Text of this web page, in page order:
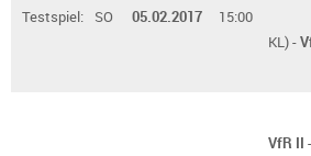
Testspiel: SO 05.02.2017 15:00
KL) -
VfR II